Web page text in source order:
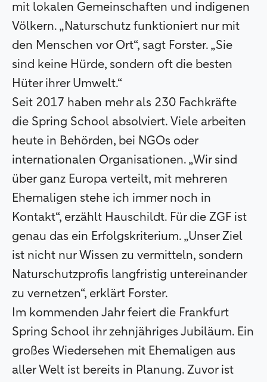
mit lokalen Gemeinschaften und indigenen
Völkern. „Naturschutz funktioniert nur mit
den Menschen vor Ort“, sagt Forster. „Sie
sind keine Hürde, sondern oft die besten
Hüter ihrer Umwelt.“
Seit 2017 haben mehr als 230 Fachkräfte
die Spring School absolviert. Viele arbeiten
heute in Behörden, bei NGOs oder
internationalen Organisationen. „Wir sind
über ganz Europa verteilt, mit mehreren
Ehemaligen stehe ich immer noch in
Kontakt“, erzählt Hauschildt. Für die ZGF ist
genau das ein Erfolgskriterium. „Unser Ziel
ist nicht nur Wissen zu vermitteln, sondern
Naturschutzprofis langfristig untereinander
zu vernetzen“, erklärt Forster.
Im kommenden Jahr feiert die Frankfurt
Spring School ihr zehnjähriges Jubiläum. Ein
großes Wiedersehen mit Ehemaligen aus
aller Welt ist bereits in Planung. Zuvor ist